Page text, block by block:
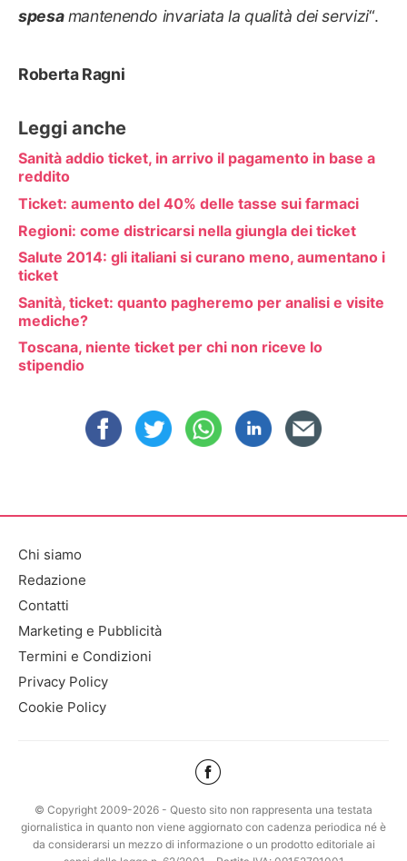
spesamantenendo invariata la qualità dei servizi“.
Roberta Ragni
Leggi anche
Sanità addio ticket, in arrivo il pagamento in base a
reddito
Ticket: aumento del 40% delle tasse sui farmaci
Regioni: come districarsi nella giungla dei ticket
Salute 2014: gli italiani si curano meno, aumentano i
ticket
Sanità, ticket: quanto pagheremo per analisi e visite
mediche?
Toscana, niente ticket per chi non riceve lo
stipendio
Chi siamo
Redazione
Contatti
Marketing e Pubblicità
Termini e Condizioni
Privacy Policy
Cookie Policy
© Copyright 2009-2026 - Questo sito non rappresenta una testata
giornalistica in quanto non viene aggiornato con cadenza periodica né è
da considerarsi un mezzo di informazione o un prodotto editoriale ai